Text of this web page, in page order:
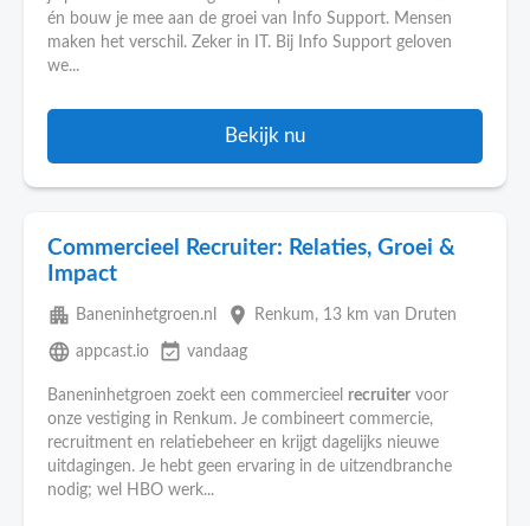
én bouw je mee aan de groei van Info Support. Mensen
maken het verschil. Zeker in IT. Bij Info Support geloven
we...
Bekijk nu
Commercieel Recruiter: Relaties, Groei &
Impact
apartment Baneninhetgroen.nl place Renkum, 13 km van Druten
language appcast.io event_available vandaag
Baneninhetgroen zoekt een commercieel recruiter voor
onze vestiging in Renkum. Je combineert commercie,
recruitment en relatiebeheer en krijgt dagelijks nieuwe
uitdagingen. Je hebt geen ervaring in de uitzendbranche
nodig; wel HBO werk...